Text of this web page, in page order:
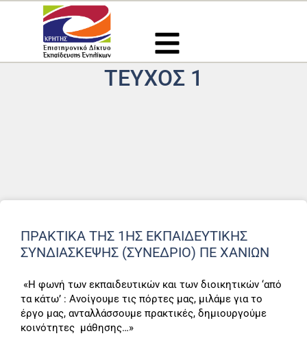
Μετάβαση
περιεχόμενο
ΤΕΎΧΟΣ 1
ΠΡΑΚΤΙΚΑ ΤΗΣ 1ΗΣ ΕΚΠΑΙΔΕΥΤΙΚΗΣ
ΣΥΝΔΙΑΣΚΕΨΗΣ (ΣΥΝΈΔΡΙΟ) ΠΕ ΧΑΝΙΩΝ
«Η φωνή των εκπαιδευτικών και των διοικητικών ‘από
τα κάτω’ : Ανοίγουμε τις πόρτες μας, μιλάμε για το
έργο μας, ανταλλάσσουμε πρακτικές, δημιουργούμε
κοινότητες μάθησης…»